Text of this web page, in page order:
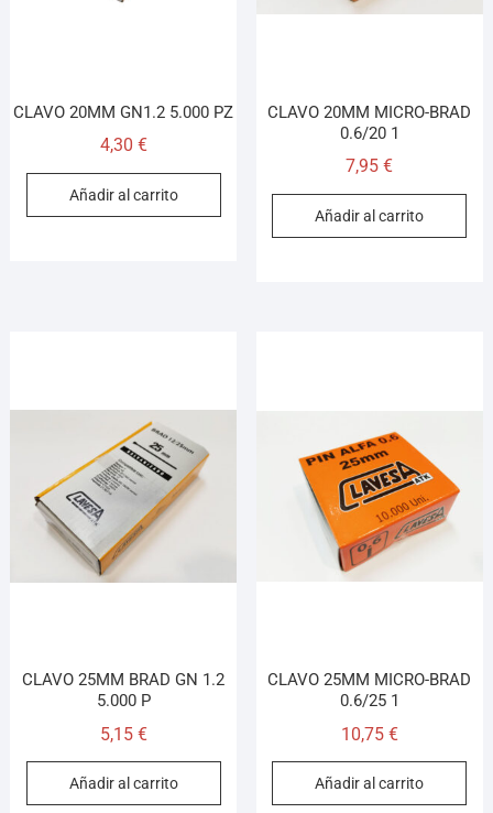
CLAVO 20MM GN1.2 5.000 PZ
4,30 €
Añadir al carrito
CLAVO 20MM MICRO-BRAD
0.6/20 1
7,95€
Añadir al carrito
CLAVO 25MM BRAD GN 1.2
5.000 P
5,15 €
Añadir al carrito
CLAVO 25MM MICRO-BRAD
0.6/25 1
10,75 €
Añadir al carrito